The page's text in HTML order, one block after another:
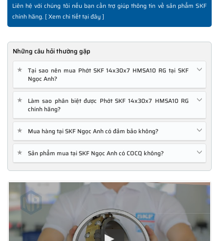
Liên hệ với chúng tôi nếu bạn cần trợ giúp thông tin về sản phẩm SKF
chính hãng. [Xem chi tiết tại đây]
Những câu hỏi thường gặp
★
Tại sao nên mua Phớt SKF 14x30x7 HMSA10 RG tại SKF
Ngọc Anh?
★
Làm sao phân biệt được Phớt SKF 14x30x7 HMSA10 RG
chính hãng?
★ Mua hàng tại SKF Ngọc Anh có đảm bảo không?
★ Sản phẩm mua tại SKF Ngọc Anh có COCQ không?